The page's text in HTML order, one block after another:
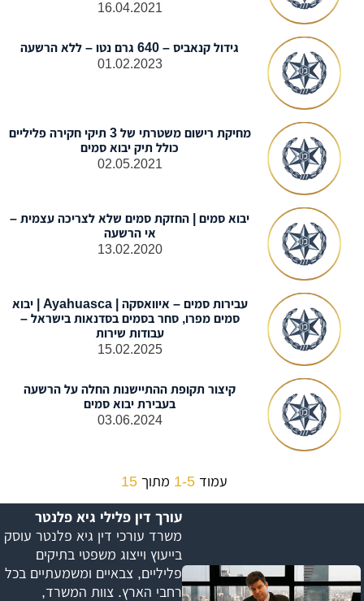
16.04.2021
גידול קנאביס – 640 גרם נטו – ללא הרשעה
01.02.2023
מחיקת רישום משטרתי של 3 תיקי חקירה פליליים
כולל תיק יבוא סמים
02.05.2021
יבוא סמים | החזקת סמים שלא לצריכה עצמית –
אי הרשעה
13.02.2020
עבירות סמים – איוואסקה | Ayahuasca | יבוא
סמים מפרו, סחר בסמים בסדנאות בישראל –
עבודות שירות
15.02.2025
קיצור תקופת ההתיישנות החלה על הרשעה
בעבירת יבוא סמים
03.06.2024
עמוד1-5 מתוך15
עורך דין פלילי גיא פלנטר
משרד עורכי דין גיא פלנטר עוסק
בייעוץ וייצוג משפטי בתיקים
פליליים, צבאיים ומשמעתיים בכל
רחבי הארץ. צוות המשרד,